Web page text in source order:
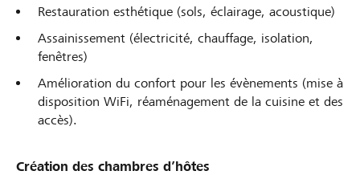
Restauration esthétique (sols, éclairage, acoustique)
Assainissement (électricité, chauffage, isolation,
fenêtres)
Amélioration du confort pour les évènements (mise à
disposition WiFi, réaménagement de la cuisine et des
accès).
Création des chambres d’hôtes